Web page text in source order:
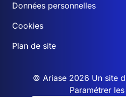
Données personnelles
Cookies
Plan de site
© Ariase 2026 Un site
Paramétrer